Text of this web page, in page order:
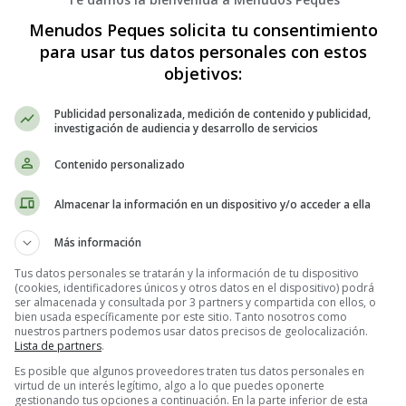
un huevo duro requiere 10 minutos de cocción en agua
bacterias que pueden transmitirse a los humanos. La
de alimentos contaminados. Una vez transmitida, puede causar
Además,
el frío no mata la bacteria, sino que sólo bloquea su
el embarazo, la salsa tártara no es recomendable cuando se trata
un aumento de peso normal durante el embarazo contribuye a
y a lahipertensión arterial, que pueden causar
pasteurizados. La pasteurización, una técnica más conocida
tú mismo, opta por una salsa industrial. Intenta comprar una
Menudos Peques solicita tu consentimiento
para usar tus datos personales con estos
objetivos:
Publicidad personalizada, medición de contenido y publicidad,
investigación de audiencia y desarrollo de servicios
Contenido personalizado
Almacenar la información en un dispositivo y/o acceder a ella
Más información
Tus datos personales se tratarán y la información de tu dispositivo
(cookies, identificadores únicos y otros datos en el dispositivo) podrá
ser almacenada y consultada por 3 partners y compartida con ellos, o
bien usada específicamente por este sitio. Tanto nosotros como
nuestros partners podemos usar datos precisos de geolocalización.
Lista de partners.
Es posible que algunos proveedores traten tus datos personales en
virtud de un interés legítimo, algo a lo que puedes oponerte
gestionando tus opciones a continuación. En la parte inferior de esta